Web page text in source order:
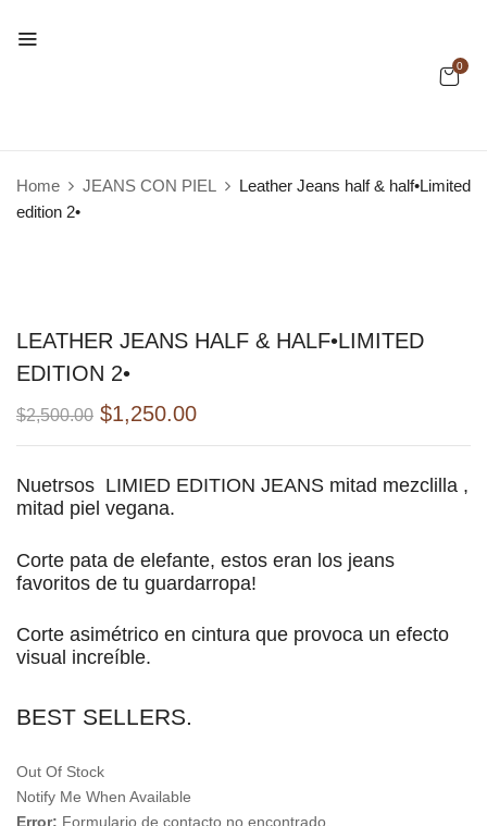
0
Home JEANS CON PIEL
Leather Jeans half & half•Limited
edition 2•
LEATHER JEANS HALF & HALF•LIMITED
EDITION 2•
$2,500.00 $1,250.00
Nuetrsos LIMIED EDITION JEANS mitad mezclilla ,
mitad piel vegana.
Corte pata de elefante, estos eran los jeans
favoritos de tu guardarropa!
Corte asimétrico en cintura que provoca un efecto
visual increíble.
BEST SELLERS.
Out Of Stock
Notify Me When Available
Error: Formulario de contacto no encontrado.